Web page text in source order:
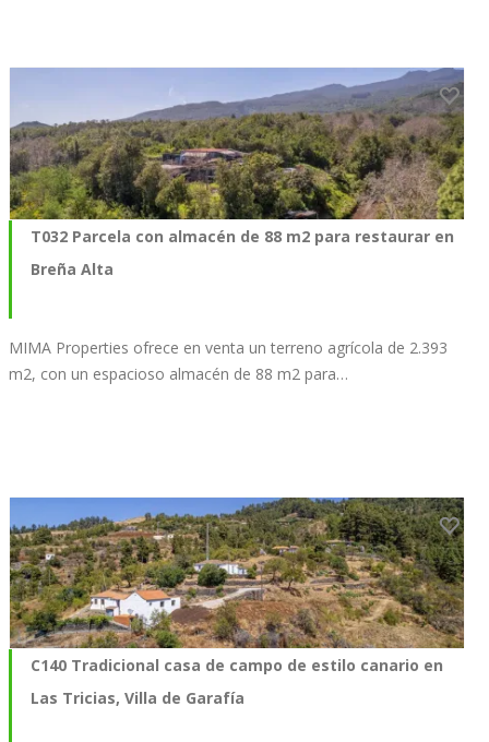
T032 Parcela con almacén de 88 m2 para restaurar en
Breña Alta
MIMA Properties ofrece en venta un terreno agrícola de 2.393
m2, con un espacioso almacén de 88 m2 para…
C140 Tradicional casa de campo de estilo canario en
Las Tricias, Villa de Garafía